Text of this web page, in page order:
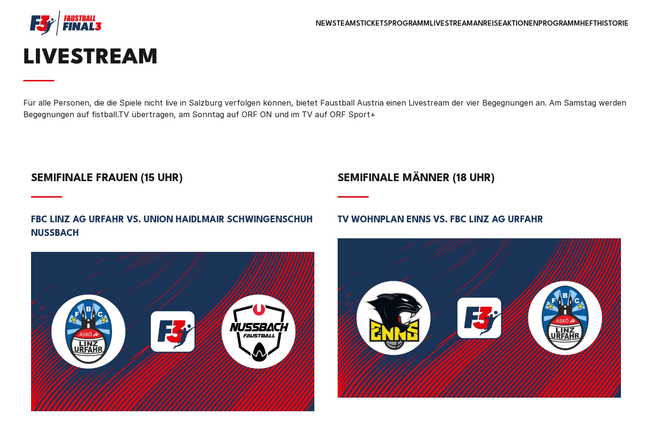
NEWSTEAMSTICKETS PROGRAMM LIVESTREAM ANREISEAKTIONEN PROGRAMMHEFTHISTORIE
LIVESTREAM
Für alle Personen, die die Spiele nicht live in Salzburg verfolgen können, bietet Faustball Austria einen Livestream der vier Begegnungen an. Am Samstag werden
Begegnungen auf fistball.TV übertragen, am Sonntag auf ORF ON und im TV auf ORF Sport+
SEMIFINALE FRAUEN (15 UHR)
FBC LINZ AG URFAHR VS. UNION HAIDLMAIR SCHWINGENSCHUH
NUSSBACH
SEMIFINALE MÄNNER (18 UHR)
TV WOHNPLAN ENNS VS. FBC LINZ AG URFAHR